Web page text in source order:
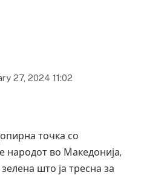
27, 2024 11:02
точка со
народот во Македонија,
што ја тресна за